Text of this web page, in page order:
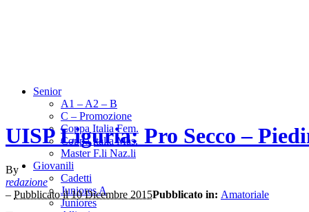
Senior
A1 – A2 – B
C – Promozione
Coppa Italia Fem.
Coppa Italia Mas.
Master F.li Naz.li
Giovanili
Cadetti
Juniores A
Juniores
UISP Liguria: Pro Secco –
By
redazione
– Pubblicato il 10 Dicembre 2015Pubblicato in: Amatoriale